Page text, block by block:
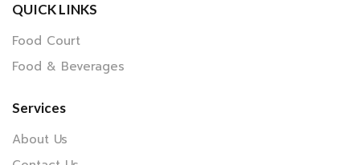
QUICK LINKS
Food Court
Food & Beverages
Services
About Us